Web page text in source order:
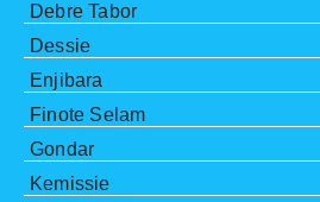
Debre Tabor
Dessie
Enjibara
Finote Selam
Gondar
Kemissie